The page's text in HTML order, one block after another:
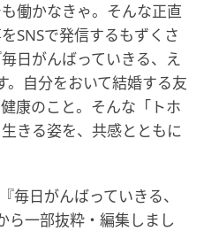
働かなきゃ。そんな正直
SNSで発信するもずくさ
日がんばっていきる、え
。自分をおいて結婚する友
康のこと。そんな「トホ
きる姿を、共感とともに
日がんばっていきる、
ら一部抜粋・編集しまし